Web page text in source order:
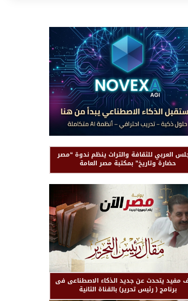
العربي للثقافة والتراث ينظم ندوة “مصر
حضارة وتاريخ” بمكتبة مصر العامة
مفيد يتحدث عن جديد الذكاء الاصطناعى فى
برنامج ( رئيس تحرير) بالقناة الثانية